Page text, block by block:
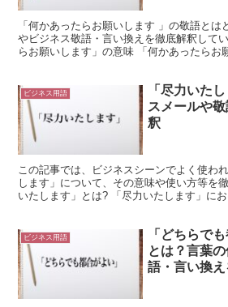
「何かあったらお願いします 」の敬語とは
やビジネス敬語・言い換えを徹底解釈して
らお願いします」の意味 「何かあったらお
ビジネス用語
「尽力いた
スメールや
釈
この記事では、ビジネスシーンでよく使わ
します」について、その意味や使い方等を
いたします」とは? 「尽力いたします」に
ビジネス用語
「どちらで
とは？言葉
語・言い換